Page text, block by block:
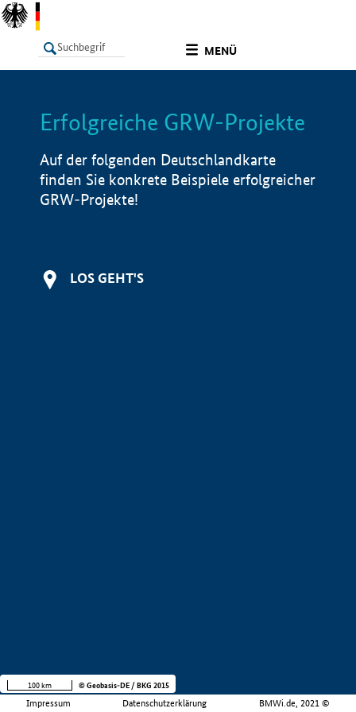
MENÜ
LISTE Info
Erfolgreiche GRW-Projekte
Auf der folgenden Deutschlandkarte
finden Sie konkrete Beispiele erfolgreicher
GRW-Projekte!
LOS GEHT'S
Impressum Datenschutzerklärung BMWi.de, 2021 ©
100 km © Geobasis-DE / BKG 2015